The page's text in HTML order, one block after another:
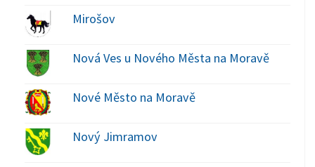
Mirošov
Nová Ves u Nového Města na Moravě
Nové Město na Moravě
Nový Jimramov